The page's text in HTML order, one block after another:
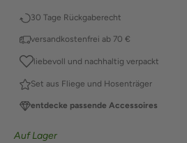
30 Tage Rückgaberecht
versandkostenfrei ab 70 €
liebevoll und nachhaltig verpackt
Set aus Fliege und Hosenträger
entdecke passende Accessoires
Auf Lager